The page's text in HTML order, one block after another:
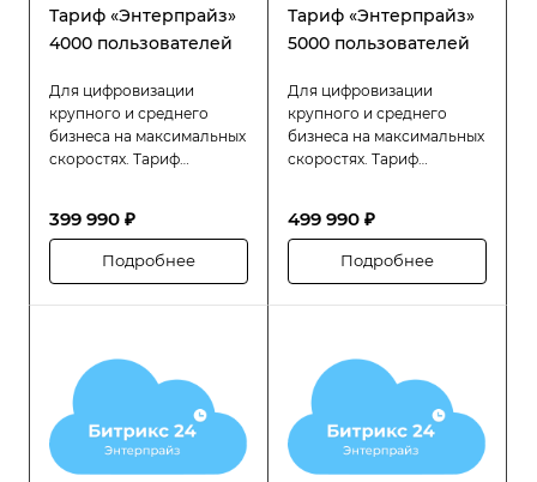
Тариф «Энтерпрайз»
4000 пользователей
Для цифровизации
крупного и среднего
бизнеса на максимальных
скоростях. Тариф
для компаний с большой
сотрудников (до 4000
надёжность и гибкость в
управлении
распределённой
структурой.
399 990 ₽
Подробнее
Тариф «Энтерпрайз»
5000 пользователей
Для цифровизации
крупного и среднего
бизнеса на максимальных
скоростях. Тариф
для компаний с большой
сотрудников (до 5000
надёжность и гибкость в
управлении
распределённой
структурой.
499 990 ₽
Подробнее